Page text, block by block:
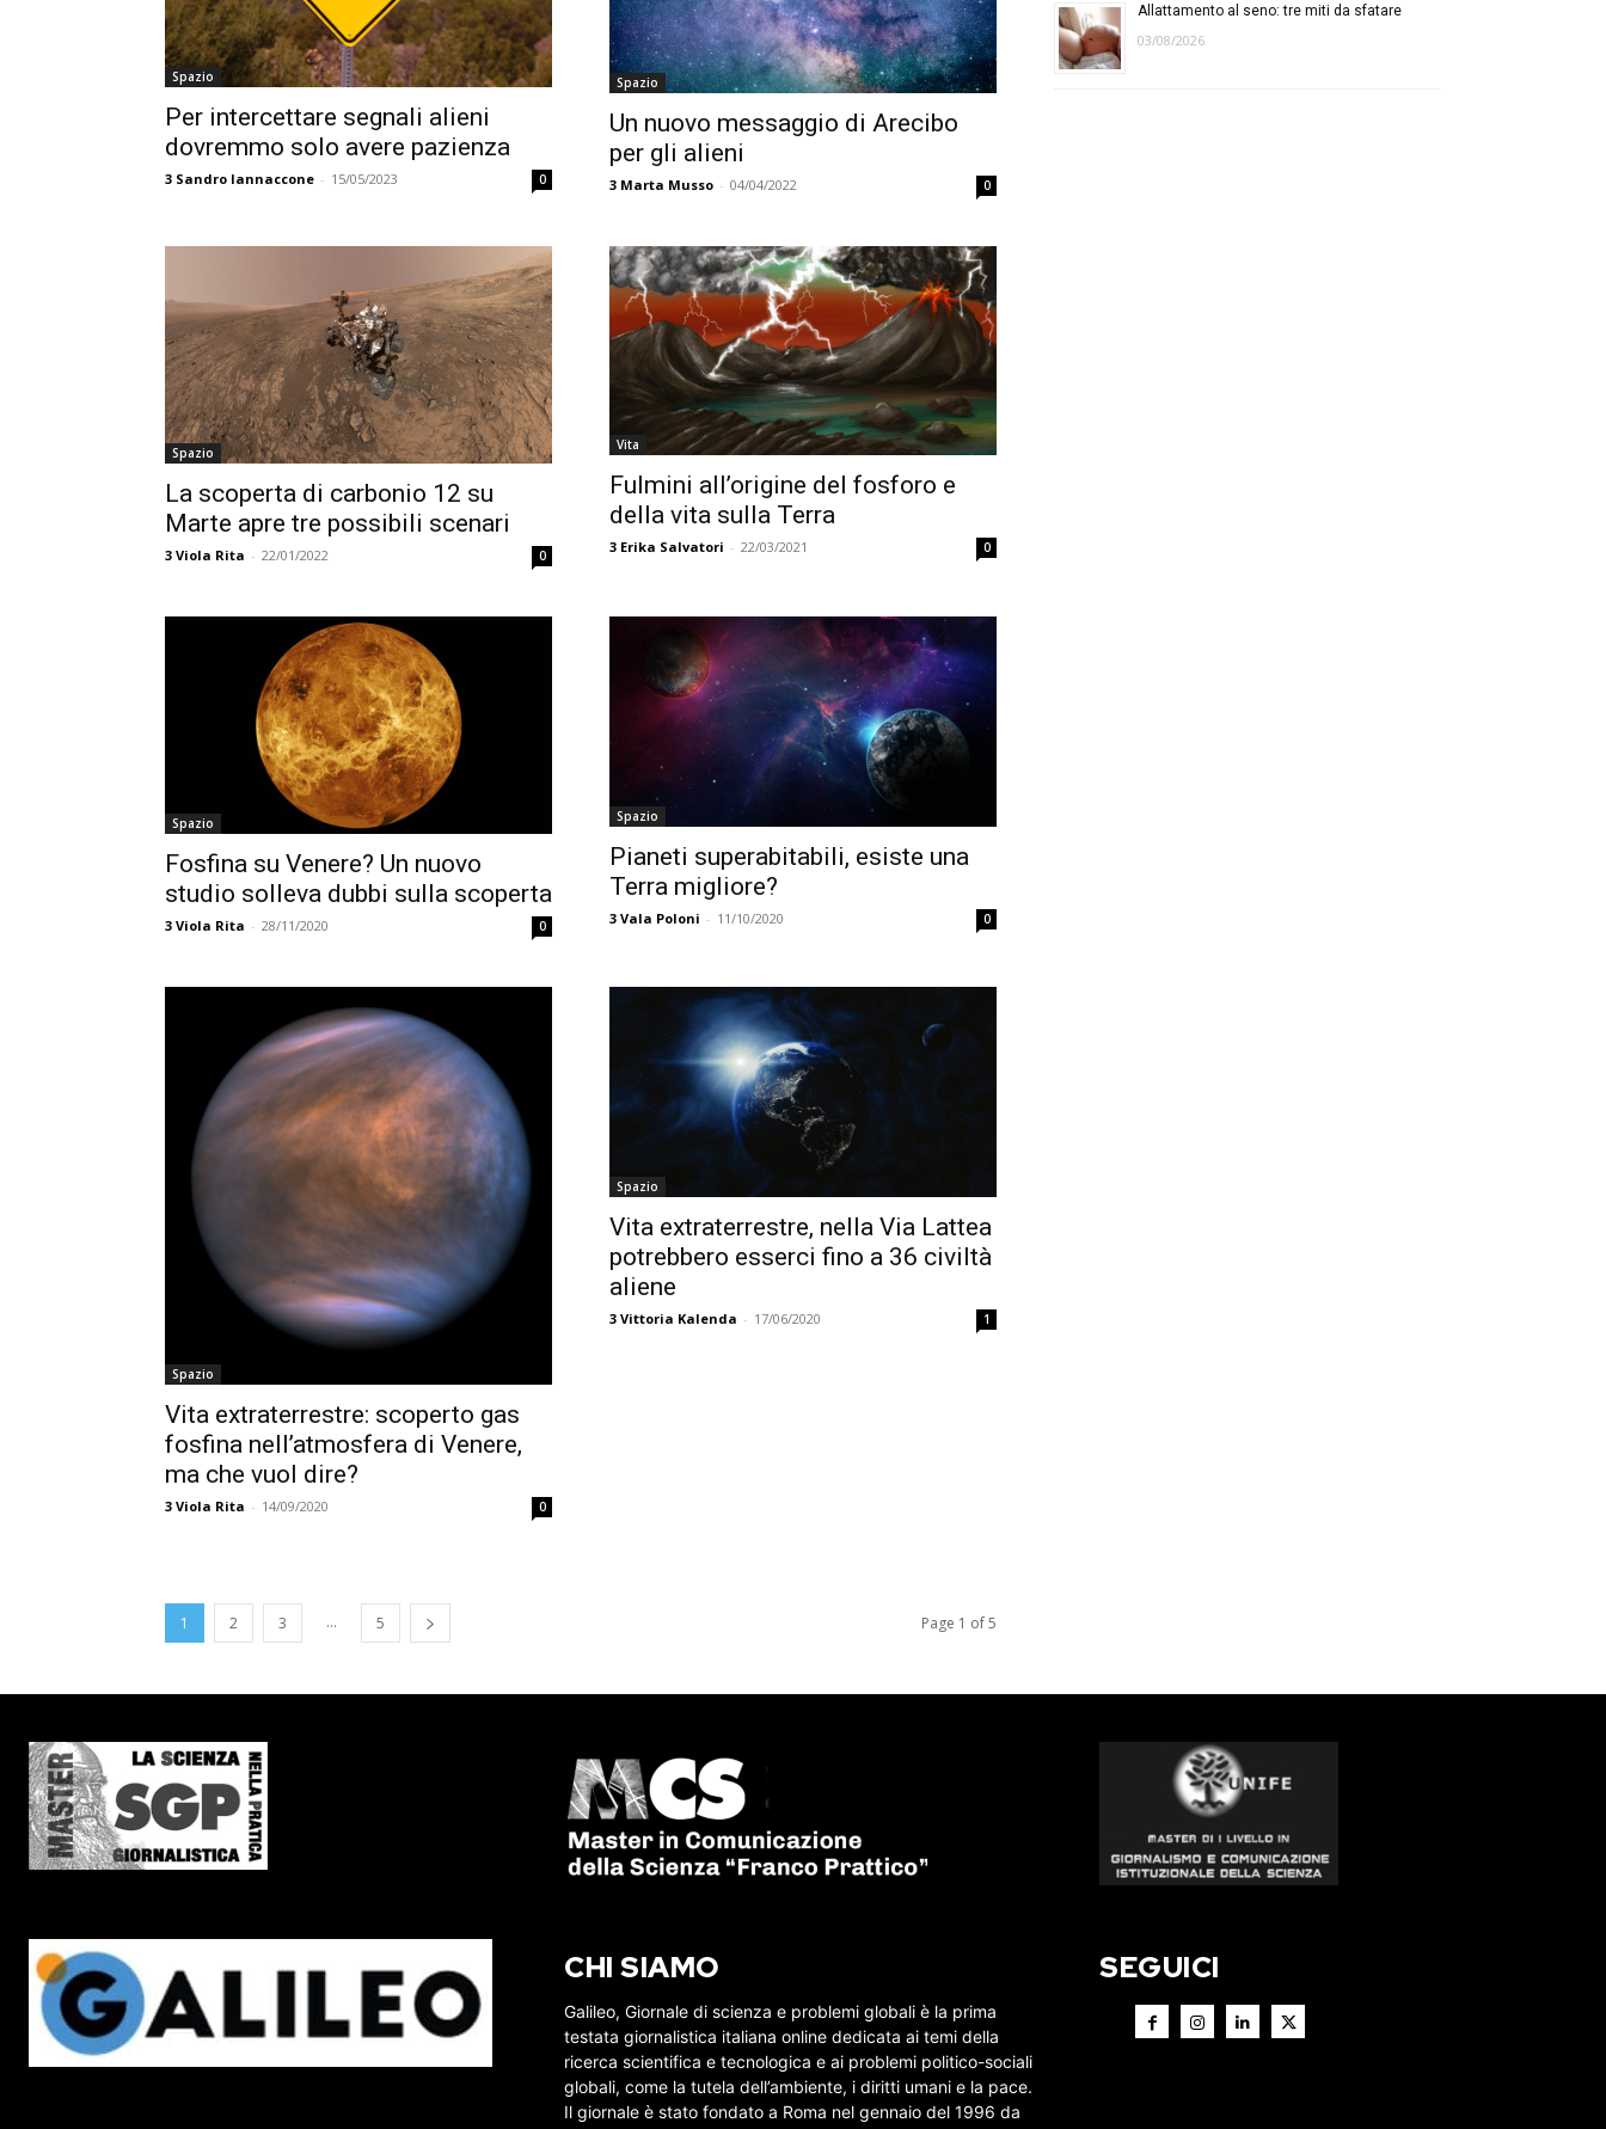
Spazio
Per intercettare segnali alieni
dovremmo solo avere pazienza
3 Sandro Iannaccone - 15/05/2023 0
Spazio
Un nuovo messaggio di Arecibo
per gli alieni
3 Marta Musso - 04/04/2022 0
Spazio
La scoperta di carbonio 12 su
Marte apre tre possibili scenari
3 Viola Rita - 22/01/2022 0
Vita
Fulmini all’origine del fosforo e
della vita sulla Terra
3 Erika Salvatori - 22/03/2021 0
Spazio
Fosfina su Venere? Un nuovo
studio solleva dubbi sulla scoperta
3 Viola Rita - 28/11/2020 0
Spazio
Pianeti superabitabili, esiste una
Terra migliore?
3 Vala Poloni - 11/10/2020 0
Spazio
Vita extraterrestre: scoperto gas
fosfina nell’atmosfera di Venere,
ma che vuol dire?
3 Viola Rita - 14/09/2020 0
Spazio
Vita extraterrestre, nella Via Lattea
potrebbero esserci fino a 36 civiltà
aliene
3 Vittoria Kalenda - 17/06/2020 1
1 2 3 ... 5 Page 1 of 5
Allattamento al seno: tre miti da sfatare
03/08/2026
CHI SIAMO
Galileo, Giornale di scienza e problemi globali è la prima
testata giornalistica italiana online dedicata ai temi della
ricerca scientifica e tecnologica e ai problemi politico-sociali
globali, come la tutela dell’ambiente, i diritti umani e la pace.
Il giornale è stato fondato a Roma nel gennaio del 1996 da
SEGUICI